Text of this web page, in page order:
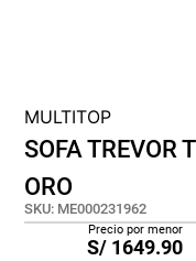
MULTITOP
SOFA TREVOR
ORO
SKU: ME000231962
Precio por menor
S/ 1649.90